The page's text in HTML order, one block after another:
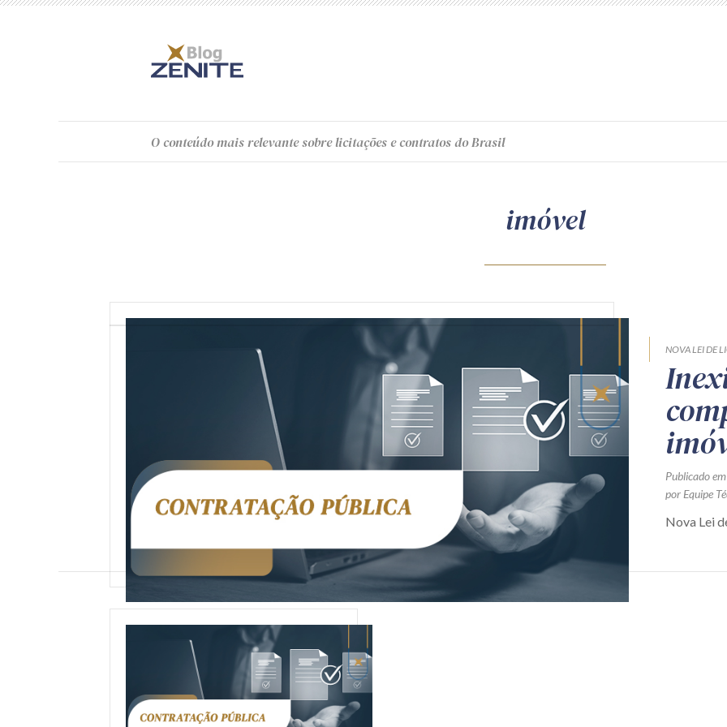
O conteúdomais relevante sobre licitações e contratos do Brasil
imóvel
NOVA LEI DE
Publicado
por Equipe
Nova Lei